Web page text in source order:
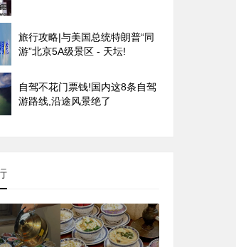
旅行攻略|与美国总统特朗普“同
游”北京5A级景区 - 天坛!
自驾不花门票钱!国内这8条自驾
游路线,沿途风景绝了